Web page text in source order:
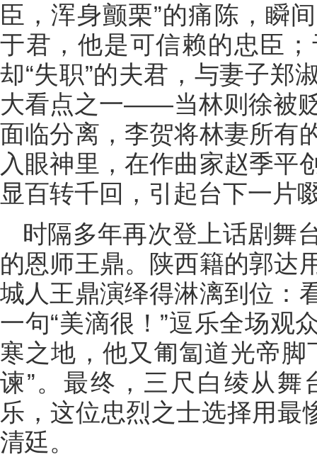
臣，浑身颤栗”的痛陈，瞬
于君，他是可信赖的忠臣
却“失职”的夫君，与妻子郑
大看点之一——当林则徐被
面临分离，李贺将林妻所有
入眼神里，在作曲家赵季平
显百转千回，引起台下一片
时隔多年再次登上话剧舞
的恩师王鼎。陕西籍的郭达
城人王鼎演绎得淋漓到位：
一句“美滴很！”逗乐全场观
寒之地，他又匍匐道光帝
谏”。最终，三尺白绫从
乐，这位忠烈之士选择用最
清廷。